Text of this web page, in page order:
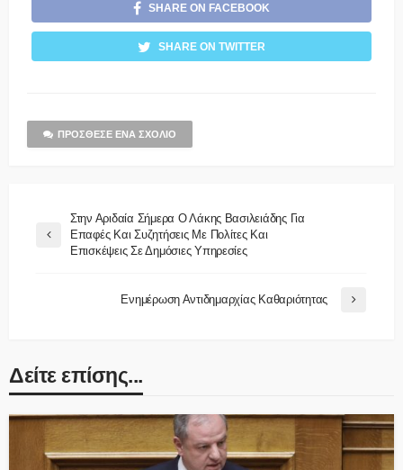
SHARE ON FACEBOOK
SHARE ON TWITTER
ΠΡΌΣΘΕΣΕ ΈΝΑ ΣΧΌΛΙΟ
Στην Αριδαία Σήμερα Ο Λάκης Βασιλειάδης Για
Επαφές Και Συζητήσεις Με Πολίτες Και
Επισκέψεις Σε Δημόσιες Υπηρεσίες
Ενημέρωση Αντιδημαρχίας Καθαριότητας
Δείτε επίσης...